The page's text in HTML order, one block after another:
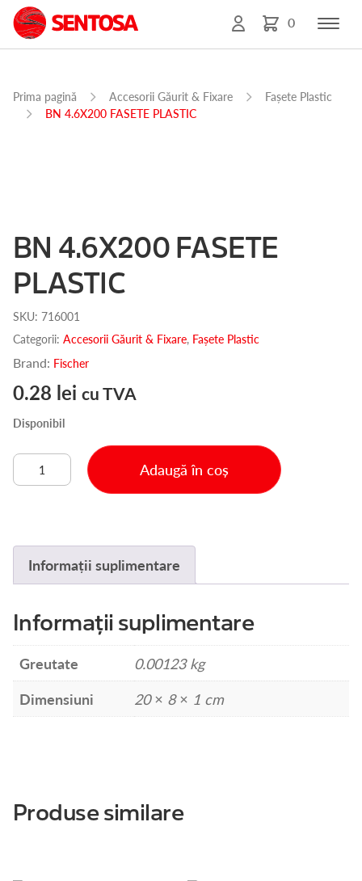
0
Prima pagină Accesorii Găurit & Fixare
Fașete Plastic
BN 4.6X200 FASETE PLASTIC
BN 4.6X200 FASETE
PLASTIC
SKU: 716001
Categorii: Accesorii Găurit & Fixare, Fașete Plastic
Brand: Fischer
0.28 lei cu TVA
Disponibil
Cantitate
BN
Adaugă în coș
Informații suplimentare
Informații suplimentare
Greutate
0.00123 kg
Dimensiuni
20 × 8 × 1 cm
Produse similare